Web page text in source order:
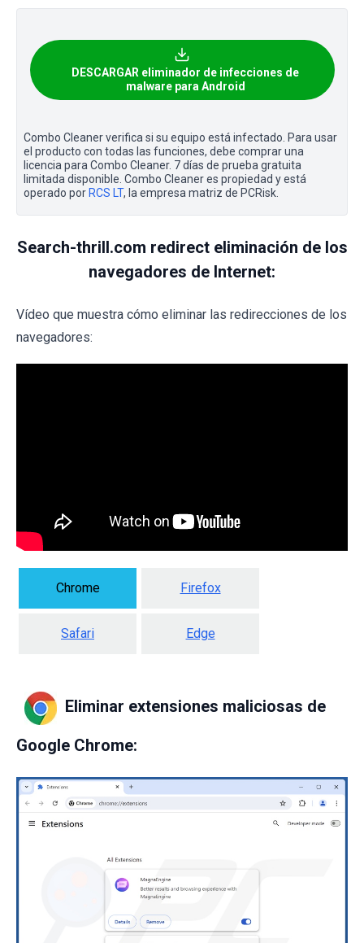
DESCARGAR eliminador de infecciones de
malware para Android
Combo Cleaner verifica si su equipo está infectado. Para usar
el producto con todas las funciones, debe comprar una
licencia para Combo Cleaner. 7 días de prueba gratuita
limitada disponible. Combo Cleaner es propiedad y está
operado por RCS LT, la empresa matriz de PCRisk.
Search-thrill.com redirect eliminación de los
navegadores de Internet:
Vídeo que muestra cómo eliminar las redirecciones de los
navegadores:
Chrome Firefox
Safari Edge
Eliminar extensiones maliciosas de
Google Chrome: